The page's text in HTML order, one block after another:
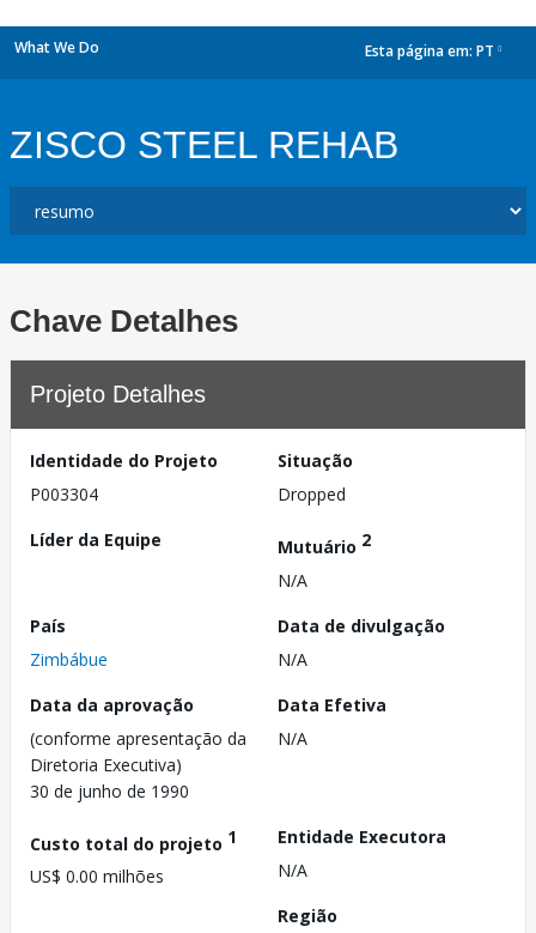
What We Do Esta página em: PT
ZISCO STEEL REHAB
Chave Detalhes
Projeto Detalhes
Identidade do Projeto
P003304
Situação
Dropped
Líder da Equipe
Mutuário 2
N/A
País
Zimbábue
Data de divulgação
N/A
Data da aprovação
(conforme apresentação da
Diretoria Executiva)
30 de junho de 1990
Data Efetiva
N/A
Custo total do projeto 1
US$ 0.00 milhões
Entidade Executora
N/A
Região